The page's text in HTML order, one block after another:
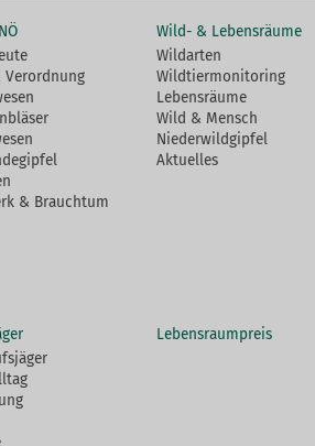
Verordnung
& Brauchtum
Wild- & Lebensräume
Wildarten
Wildtiermonitoring
Lebensräume
Wild & Mensch
Niederwildgipfel
Aktuelles
Lebensraumpreis